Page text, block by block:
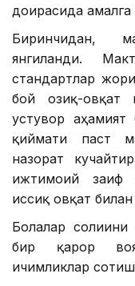
доирасида
Биринчидан,
янгиланди.
стандартлар
бой озиқ-овқат
устувор аҳамият
қиймати паст
назорат
ижтимоий заиф
иссиқ овқат
Болалар
бир қарор
ичимликлар